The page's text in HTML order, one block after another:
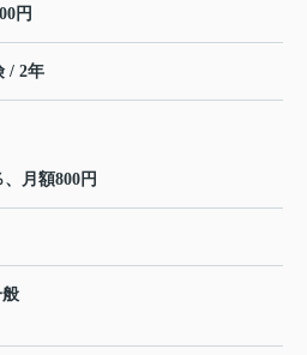
円
/ 2年
月額800円